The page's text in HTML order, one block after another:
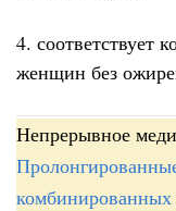
4. соответствует
женщин без
Непрерывное
комбинированных